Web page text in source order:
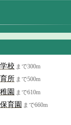
校 まで300m
所 まで500m
園 まで610m
育園 まで660m